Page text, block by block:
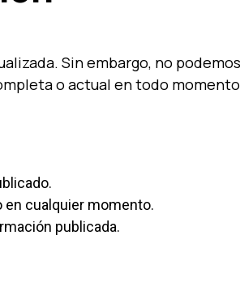
Sin embargo, no podemos
o actual en todo
en cualquier momento.
publicada.